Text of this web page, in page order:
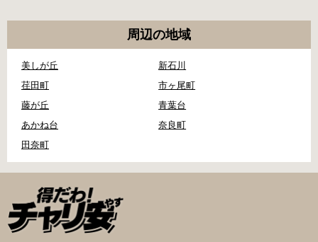
周辺の地域
美しが丘
新石川
荏田町
市ヶ尾町
藤が丘
青葉台
あかね台
奈良町
田奈町